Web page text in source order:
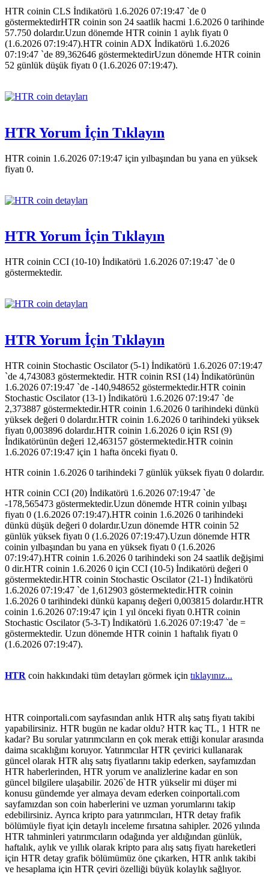
HTR coinin CLS İndikatörü 1.6.2026 07:19:47 `de 0
göstermektedirHTR coinin son 24 saatlik hacmi 1.6.2026 0 tarihinde
57.750 dolardır.Uzun dönemde HTR coinin 1 aylık fiyatı 0
(1.6.2026 07:19:47).HTR coinin ADX İndikatörü 1.6.2026
07:19:47 `de 89,362646 göstermektedirUzun dönemde HTR coinin
52 günlük düşük fiyatı 0 (1.6.2026 07:19:47).
HTR Yorum İçin Tıklayın
HTR coinin 1.6.2026 07:19:47 için yılbaşından bu yana en yüksek
fiyatı 0.
HTR Yorum İçin Tıklayın
HTR coinin CCI (10-10) İndikatörü 1.6.2026 07:19:47 `de 0
göstermektedir.
HTR Yorum İçin Tıklayın
HTR coinin Stochastic Oscilator (5-1) İndikatörü 1.6.2026 07:19:47
`de 4,743083 göstermektedir. HTR coinin RSI (14) İndikatörünün
1.6.2026 07:19:47 `de -140,948652 göstermektedir.HTR coinin
Stochastic Oscilator (13-1) İndikatörü 1.6.2026 07:19:47 `de
2,373887 göstermektedir.HTR coinin 1.6.2026 0 tarihindeki dünkü
yüksek değeri 0 dolardır.HTR coinin 1.6.2026 0 tarihindeki yüksek
fiyatı 0,003896 dolardır.HTR coinin 1.6.2026 0 için RSI (9)
İndikatörünün değeri 12,463157 göstermektedir.HTR coinin
1.6.2026 07:19:47 için 1 hafta önceki fiyatı 0.
HTR coinin 1.6.2026 0 tarihindeki 7 günlük yüksek fiyatı 0 dolardır.
HTR coinin CCI (20) İndikatörü 1.6.2026 07:19:47 `de
-178,565473 göstermektedir.Uzun dönemde HTR coinin yılbaşı
fiyatı 0 (1.6.2026 07:19:47).HTR coinin 1.6.2026 0 tarihindeki
dünkü düşük değeri 0 dolardır.Uzun dönemde HTR coinin 52
günlük yüksek fiyatı 0 (1.6.2026 07:19:47).Uzun dönemde HTR
coinin yılbaşından bu yana en yüksek fiyatı 0 (1.6.2026
07:19:47).HTR coinin 1.6.2026 0 tarihindeki son 24 saatlik değişimi
0 dir.HTR coinin 1.6.2026 0 için CCI (10-5) İndikatörü değeri 0
göstermektedir.HTR coinin Stochastic Oscilator (21-1) İndikatörü
1.6.2026 07:19:47 `de 1,612903 göstermektedir.HTR coinin
1.6.2026 0 tarihindeki dünkü kapanış değeri 0,003815 dolardır.HTR
coinin 1.6.2026 07:19:47 için 1 yıl önceki fiyatı 0.HTR coinin
Stochastic Oscilator (5-3-T) İndikatörü 1.6.2026 07:19:47 `de =
göstermektedir. Uzun dönemde HTR coinin 1 haftalık fiyatı 0
(1.6.2026 07:19:47).
HTR coin hakkındaki tüm detayları görmek için tıklayınız...
HTR coinportali.com sayfasından anlık HTR alış satış fiyatı takibi
yapabilirsiniz. HTR bugün ne kadar oldu? HTR kaç TL, 1 HTR ne
kadar? Bu sorular yatırımcıların en çok merak ettiği konular arasında
daima sıcaklığını koruyor. Yatırımcılar HTR çevirici kullanarak
güncel olarak HTR alış satış fiyatlarını takip ederken, sayfamızdan
HTR haberlerinden, HTR yorum ve analizlerine kadar en son
güncel bilgilere ulaşabilir. 2026`de HTR yükselir mi düşer mi
konusu gündemde yer almaya devam ederken coinportali.com
sayfamızdan son coin haberlerini ve uzman yorumlarını takip
edebilirsiniz. Ayrıca kripto para yatırımcıları, HTR detay frafik
bölümüyle fiyat için detaylı inceleme fırsatına sahipler. 2026 yılında
HTR tahminleri yatırımcıların odağında yer aldığından günlük,
haftalık, aylık ve yıllık olarak kripto para alış satış fiyatı hareketleri
için HTR detay grafik bölümümüz öne çıkarken, HTR anlık takibi
ve hesaplama için HTR çeviri özelliği büyük kolaylık sağlıyor.